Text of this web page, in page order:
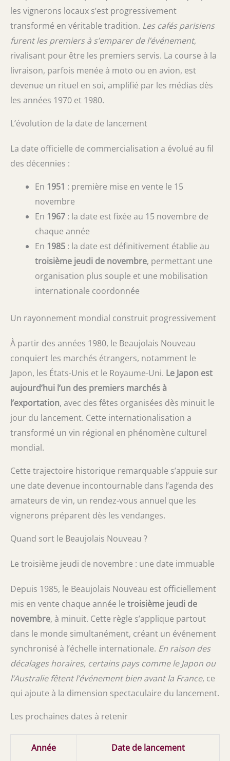
les vignerons locaux s’est progressivement
transformé en véritable tradition. Les cafés parisiens
furent les premiers à s’emparer de l’événement,
rivalisant pour être les premiers servis. La course à la
livraison, parfois menée à moto ou en avion, est
devenue un rituel en soi, amplifié par les médias dès
les années 1970 et 1980.
L’évolution de la date de lancement
La date officielle de commercialisation a évolué au fil
des décennies :
En 1951 : première mise en vente le 15
novembre
En 1967 : la date est fixée au 15 novembre de
chaque année
En 1985 : la date est définitivement établie au
troisième jeudi de novembre, permettant une
organisation plus souple et une mobilisation
internationale coordonnée
Un rayonnement mondial construit progressivement
À partir des années 1980, le Beaujolais Nouveau
conquiert les marchés étrangers, notamment le
Japon, les États-Unis et le Royaume-Uni. Le Japon est
aujourd’hui l’un des premiers marchés à
l’exportation, avec des fêtes organisées dès minuit le
jour du lancement. Cette internationalisation a
transformé un vin régional en phénomène culturel
mondial.
Cette trajectoire historique remarquable s’appuie sur
une date devenue incontournable dans l’agenda des
amateurs de vin, un rendez-vous annuel que les
vignerons préparent dès les vendanges.
Quand sort le Beaujolais Nouveau ?
Le troisième jeudi de novembre : une date immuable
Depuis 1985, le Beaujolais Nouveau est officiellement
mis en vente chaque année le troisième jeudi de
novembre, à minuit. Cette règle s’applique partout
dans le monde simultanément, créant un événement
synchronisé à l’échelle internationale. En raison des
décalages horaires, certains pays comme le Japon ou
l’Australie fêtent l’événement bien avant la France, ce
qui ajoute à la dimension spectaculaire du lancement.
Les prochaines dates à retenir
Année Date de lancement